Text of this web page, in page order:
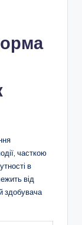
часткою
в
від
здобувача